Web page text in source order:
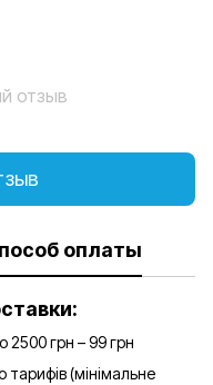
отзыв
оплаты
2500 грн – 99 грн
(мінімальне